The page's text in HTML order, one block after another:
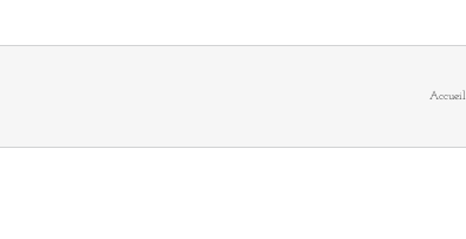
Accueil